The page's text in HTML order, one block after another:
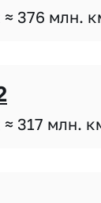
≈ 376 млн.
≈ 317 млн.